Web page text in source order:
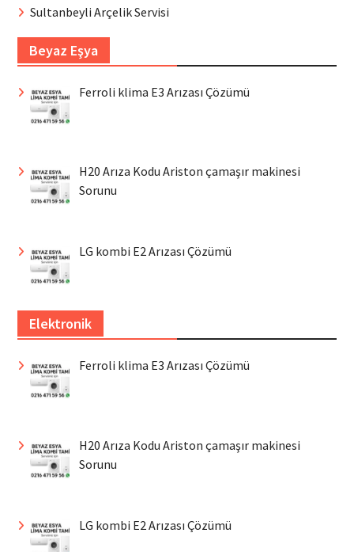
Sultanbeyli Arçelik Servisi
Beyaz Eşya
Ferroli klima E3 Arızası Çözümü
H20 Arıza Kodu Ariston çamaşır makinesi
Sorunu
LG kombi E2 Arızası Çözümü
Elektronik
Ferroli klima E3 Arızası Çözümü
H20 Arıza Kodu Ariston çamaşır makinesi
Sorunu
LG kombi E2 Arızası Çözümü